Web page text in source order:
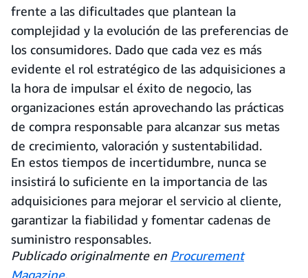
frente a las dificultades que plantean la
complejidad y la evolución de las preferencias de
los consumidores. Dado que cada vez es más
evidente el rol estratégico de las adquisiciones a
la hora de impulsar el éxito de negocio, las
organizaciones están aprovechando las prácticas
de compra responsable para alcanzar sus metas
de crecimiento, valoración y sustentabilidad.
En estos tiempos de incertidumbre, nunca se
insistirá lo suficiente en la importancia de las
adquisiciones para mejorar el servicio al cliente,
garantizar la fiabilidad y fomentar cadenas de
suministro responsables.
Publicado originalmente en Procurement
Magazine.